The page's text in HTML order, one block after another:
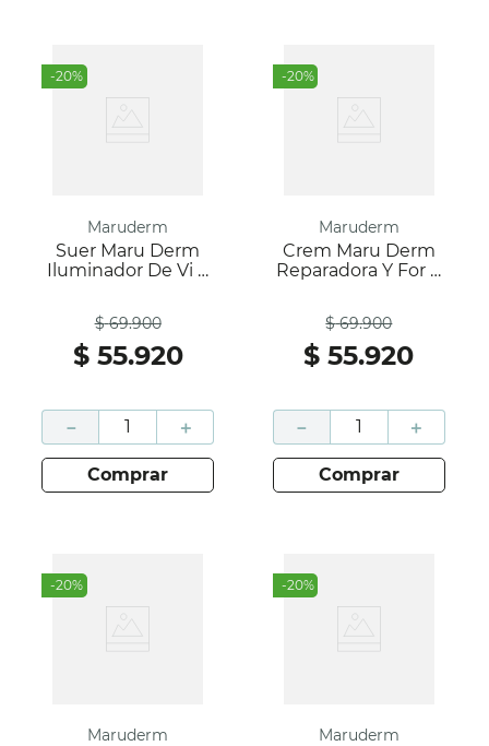
-20%
Maruderm
Suer Maru Derm
Iluminador De Vi X
$ 69.900
$ 55.920
＋
－
comprar
-20%
Maruderm
Crem Maru Derm
Reparadora Y For X
$ 69.900
$ 55.920
＋
－
comprar
-20%
Maruderm
-20%
Maruderm